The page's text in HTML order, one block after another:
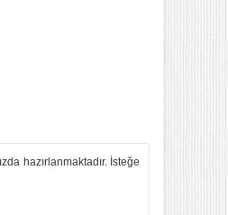
hazırlanmaktadır. İsteğe